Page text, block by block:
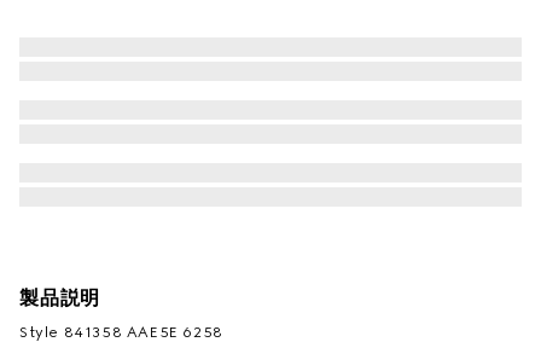
製品説明
Style ‎841358 AAE5E 6258